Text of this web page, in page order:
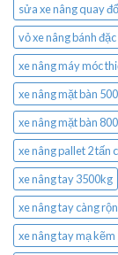
sửa xe nâng quay
vỏ xe nâng bánh
xe nâng máy móc
xe nâng mặt bàn
xe nâng mặt bàn
xe nâng pallet 2 tấn
xe nâng tay 3500kg
xe nâng tay càng
xe nâng tay mạ